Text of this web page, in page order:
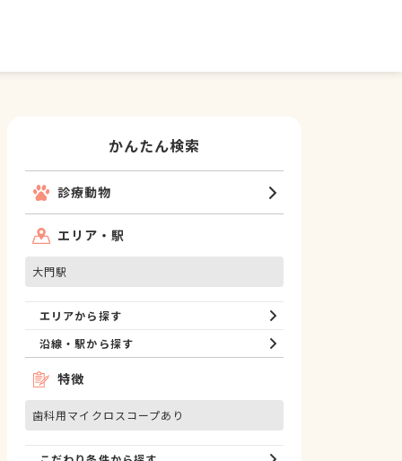
かんたん検索
診療動物
エリア・駅
大門駅
エリアから探す
沿線・駅から探す
特徴
歯科用マイクロスコープあり